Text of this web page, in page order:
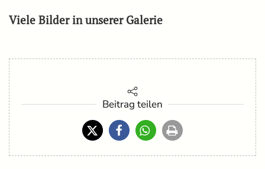
Viele Bilder in unserer Galerie
Beitrag teilen